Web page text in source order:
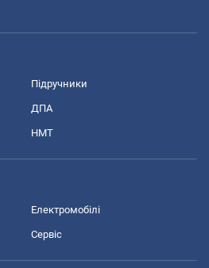
Підручники
ДПА
НМТ
Електромобілі
Сервіс